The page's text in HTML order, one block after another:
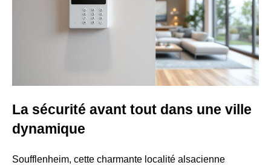
La sécurité avant tout dans une ville
dynamique
Soufflenheim, cette charmante localité alsacienne